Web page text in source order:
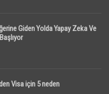
Giden Yolda Yapay Zeka Ve
Visa için 5 neden